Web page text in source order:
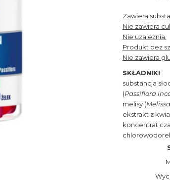
Zawiera
Nie zawiera
Nie uzależnia.
Produkt bez
Nie zawiera
SKŁADNIKI
substancja
(Passiflora
melisy (
ekstrakt z
koncentrat